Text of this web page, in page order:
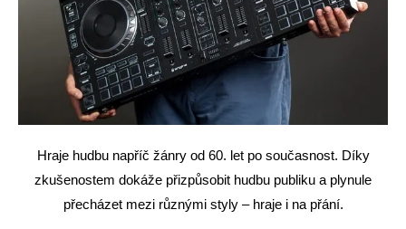
Hraje hudbu napříč žánry od 60. let po současnost. Díky
zkušenostem dokáže přizpůsobit hudbu publiku a plynule
přecházet mezi různými styly – hraje i na přání.